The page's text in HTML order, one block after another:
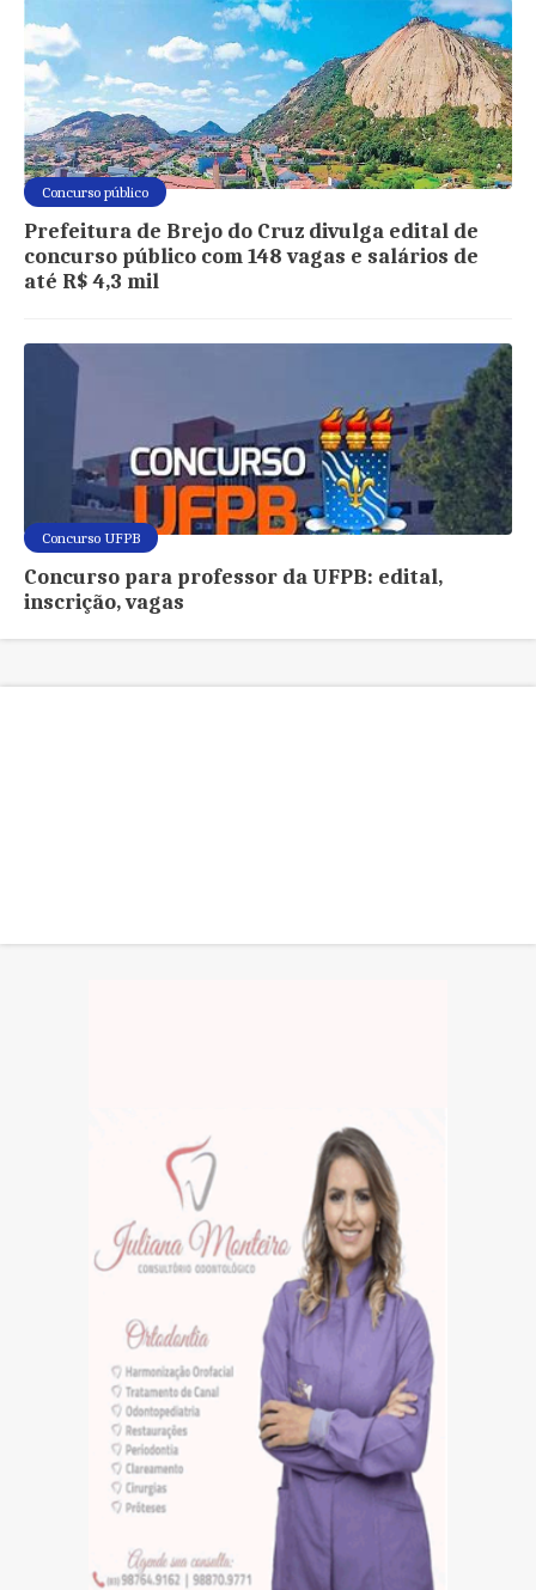
Concurso público
Prefeitura de Brejo do Cruz divulga edital de
concurso público com 148 vagas e salários de
até R$ 4,3 mil
Concurso UFPB
Concurso para professor da UFPB: edital,
inscrição, vagas